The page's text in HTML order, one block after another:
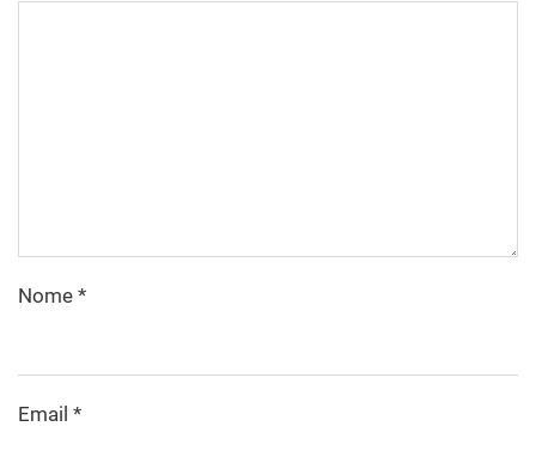
Nome *
Email *